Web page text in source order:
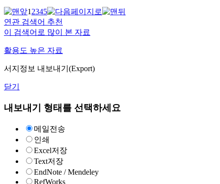
12345
연관 검색어 추천
이 검색어로 많이 본 자료
활용도 높은 자료
서지정보 내보내기(Export)
닫기
내보내기 형태를 선택하세요
메일전송
인쇄
Excel저장
Text저장
EndNote / Mendeley
RefWorks